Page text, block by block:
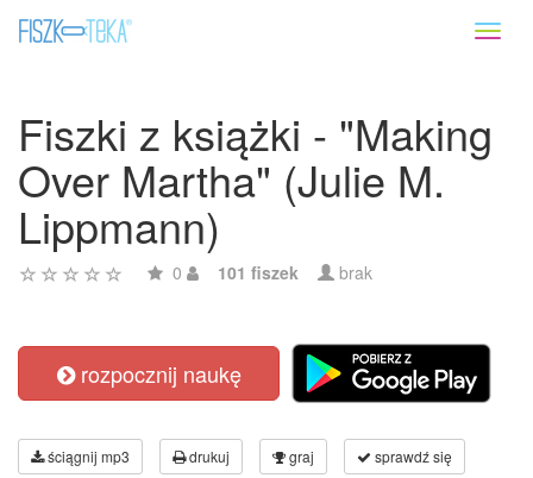
Fiszki z książki - "Making
Over Martha" (Julie M.
Lippmann)
0 101 fiszek brak
rozpocznij naukę
ściągnij mp3 drukuj graj sprawdź się